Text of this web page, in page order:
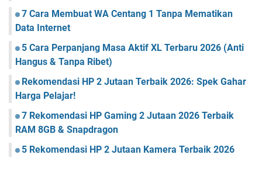
7 Cara Membuat WA Centang 1 Tanpa Mematikan
Data Internet
5 Cara Perpanjang Masa Aktif XL Terbaru 2026 (Anti
Hangus & Tanpa Ribet)
Rekomendasi HP 2 Jutaan Terbaik 2026: Spek Gahar
Harga Pelajar!
7 Rekomendasi HP Gaming 2 Jutaan 2026 Terbaik
RAM 8GB & Snapdragon
5 Rekomendasi HP 2 Jutaan Kamera Terbaik 2026